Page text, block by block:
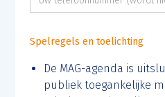
Spelregels en toelichting
De MAG-agenda is
publiek toegankelijke